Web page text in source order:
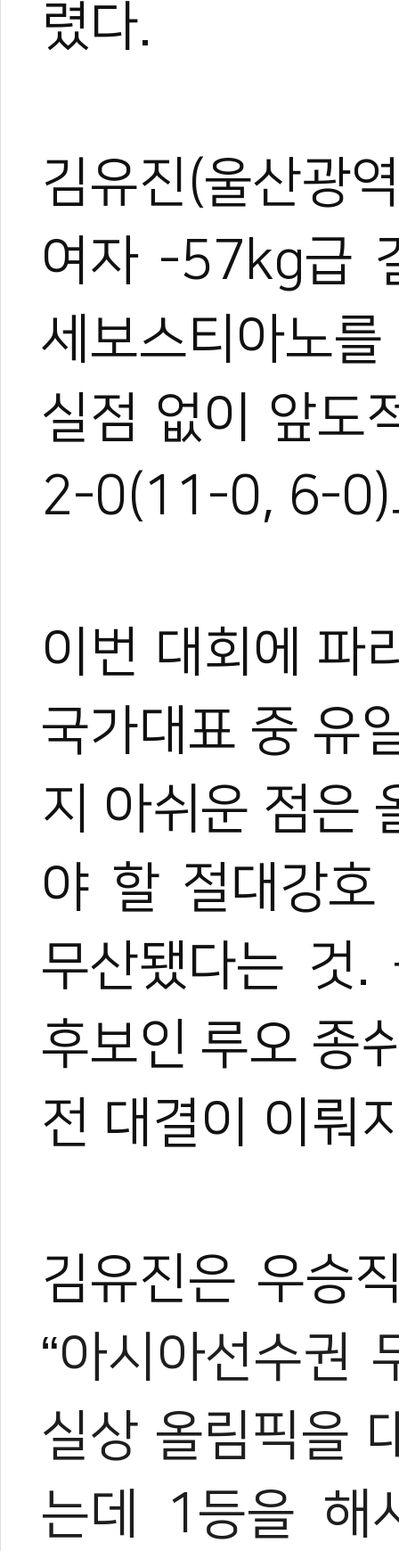
렸다.
김유진(울산광
여자 -57kg급
세보스티아노
실점 없이 앞도
2-0(11-0, 6-0)
이번 대회에 파
국가대표 중 유
지 아쉬운 점은
야 할 절대강
무산됐다는 것.
후보인 루오 종
전 대결이 이뤄
김유진은 우승
“아시아선수권
실상 올림픽을
는데 1등을 해
#장준 #진호준 #명미나
0